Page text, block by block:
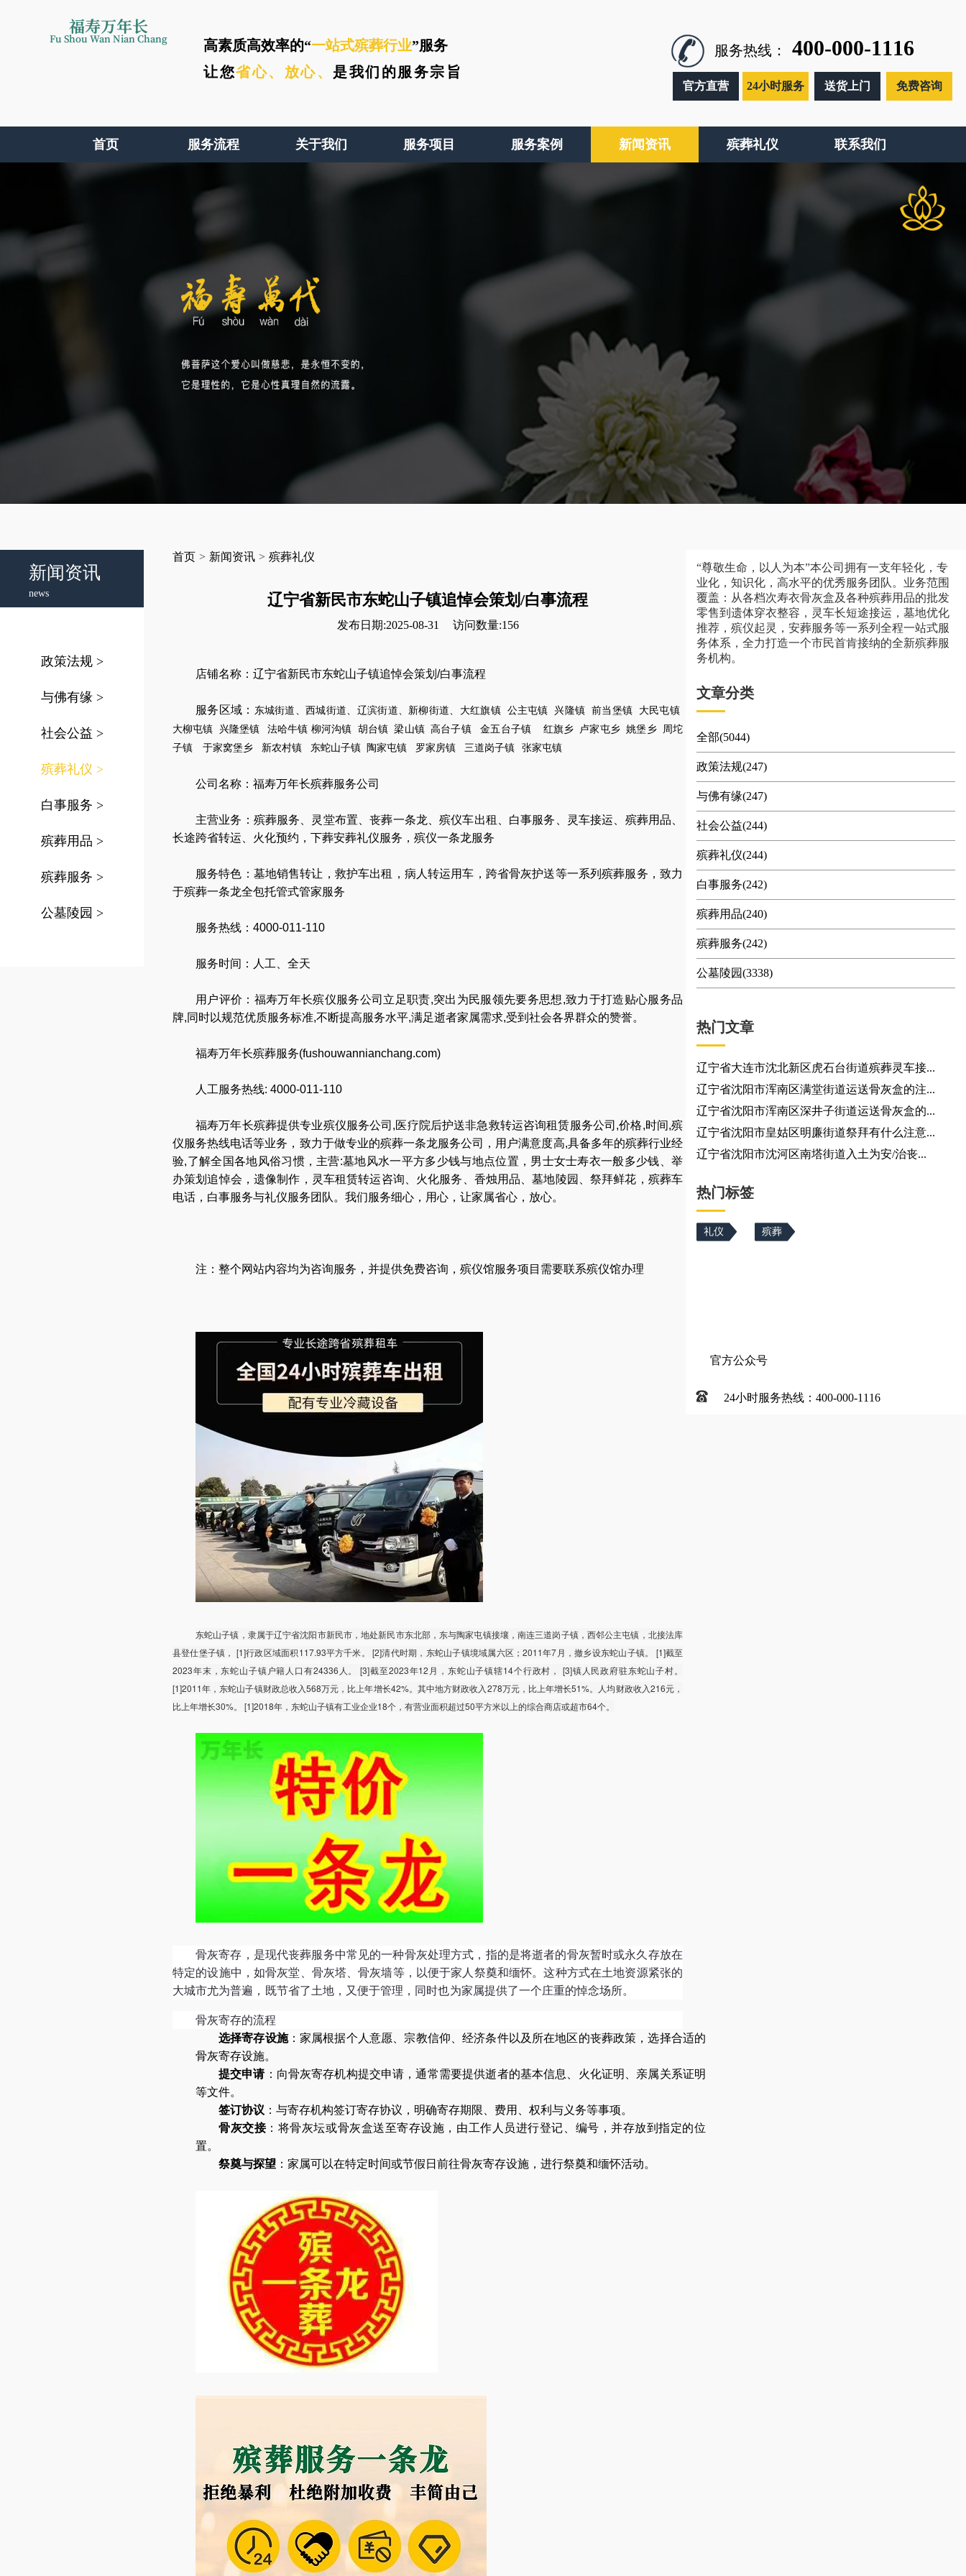
福寿万年长
Fu Shou Wan Nian Chang 高素质高效率的“一站式殡葬行业”服务
让您省心、 放心、 是我们的服务宗旨
服务热线： 400-000-1116
官方直营 24小时服务 送货上门 免费咨询
首页 服务流程 关于我们 服务项目 服务案例 新闻资讯 殡葬礼仪 联系我们
新闻资讯
news
政策法规 >
与佛有缘 >
社会公益 >
殡葬礼仪 >
白事服务 >
殡葬用品 >
殡葬服务 >
公墓陵园 >
首页 > 新闻资讯 > 殡葬礼仪
辽宁省新民市东蛇山子镇追悼会策划/白事流程
发布日期:2025-08-31 访问数量:156
店铺名称：辽宁省新民市东蛇山子镇追悼会策划/白事流程
服务区域： 东城街道、西城街道、辽滨街道、新柳街道、大红旗镇 公主屯镇 兴隆镇 前当堡镇
大民屯镇
大柳屯镇
兴隆堡镇 法哈牛镇 柳河沟镇 胡台镇 梁山镇 高台子镇 金五台子镇 红旗乡 卢家屯乡 姚堡乡
周坨
子镇 于家窝堡乡 新农村镇 东蛇山子镇 陶家屯镇 罗家房镇 三道岗子镇 张家屯镇
公司名称： 福寿万年长殡葬服务公司
主营业务： 殡葬服务 灵堂布置 、丧葬一条龙 、殡仪车出租 白事服务 灵车接运 殡葬用品
长途跨省转运
火化预约 ， 下葬安葬礼仪服务 ， 殡仪一条龙服务
服务特色： 墓地销售转让 ， 救护车出租 ， 病人转运用车 ， 跨省骨灰护送等一系列殡葬服务， 致力
于殡葬一条龙全包托管式管家服务
服务热线：4000-011-110
服务时间：人工、全天
用户评价：福寿万年长殡仪服务公司立足职责,突出为民服领先要务思想,致力于打造贴心服务品
牌,同时以规范优质服务标准,不断提高服务水平,满足逝者家属需求,受到社会各界群众的赞誉。
福寿万年长殡葬服务(fushouwannianchang.com)
人工服务热线: 4000-011-110
福寿万年长殡葬提供专业殡仪服务公司 ,医疗院后护送非急救转运咨询租赁服务公司 ,价格,时间,殡
仪服务热线电话等业务，致力于做专业的殡葬一条龙服务公司
，用户满意度高,具备多年的殡葬行业经
验,了解全国各地风俗习惯，主营:墓地风水一平方多少钱与地点位置 ， 男士女士寿衣一般多少钱 、举
办策划追悼会 ， 遗像制作 ， 灵车租赁转运咨询 火化服务 香烛用品 、墓地陵园 、祭拜鲜花 ， 殡葬车
电话 ， 白事服务与礼仪服务团队 。我们服务细心，用心，让家属省心，放心。
注：整个网站内容均为咨询服务，并提供免费咨询，殡仪馆服务项目需要联系殡仪馆办理
东蛇山子镇，隶属于辽宁省沈阳市新民市，地处新民市东北部，东与陶家屯镇接壤，南连三道岗子镇，西邻公主屯镇，北接法库
县登仕堡子镇， [1]行政区域面积117.93平方千米。 [2]清代时期，东蛇山子镇境域属六区；2011年7月，撤乡设东蛇山子镇。 [1]截至
2023年末，东蛇山子镇户籍人口有24336人。 [3]截至2023年12月，东蛇山子镇辖14个行政村， [3]镇人民政府驻东蛇山子村。
[1]2011年，东蛇山子镇财政总收入568万元，比上年增长42%。其中地方财政收入278万元，比上年增长51%。人均财政收入216元，
比上年增长30%。 [1]2018年，东蛇山子镇有工业企业18个，有营业面积超过50平方米以上的综合商店或超市64个。
骨灰寄存，是现代丧葬服务中常见的一种骨灰处理方式，指的是将逝者的骨灰暂时或永久存放在
特定的设施中，如骨灰堂、骨灰塔、骨灰墙等，以便于家人祭奠和缅怀。这种方式在土地资源紧张的
大城市尤为普遍，既节省了土地，又便于管理，同时也为家属提供了一个庄重的悼念场所。
骨灰寄存的流程
选择寄存设施：家属根据个人意愿、宗教信仰、经济条件以及所在地区的丧葬政策，选择合适的
骨灰寄存设施。
提交申请：向骨灰寄存机构提交申请，通常需要提供逝者的基本信息、火化证明、亲属关系证明
等文件。
签订协议 ：与寄存机构签订寄存协议，明确寄存期限、费用、权利与义务等事项。
骨灰交接：将骨灰坛或骨灰盒送至寄存设施，由工作人员进行登记、编号，并存放到指定的位
置。
祭奠与探望 ：家属可以在特定时间或节假日前往骨灰寄存设施，进行祭奠和缅怀活动。
“尊敬生命，以人为本”本公司拥有一支年轻化，专
业化，知识化，高水平的优秀服务团队。业务范围
覆盖：从各档次寿衣骨灰盒及各种殡葬用品的批发
零售到遗体穿衣整容，灵车长短途接运，墓地优化
推荐，殡仪起灵，安葬服务等一系列全程一站式服
务体系，全力打造一个市民首肯接纳的全新殡葬服
务机构。
文章分类
全部(5044)
政策法规(247)
与佛有缘(247)
社会公益(244)
殡葬礼仪(244)
白事服务(242)
殡葬用品(240)
殡葬服务(242)
公墓陵园(3338)
热门文章
辽宁省大连市沈北新区虎石台街道殡葬灵车接...
辽宁省沈阳市浑南区满堂街道运送骨灰盒的注...
辽宁省沈阳市浑南区深井子街道运送骨灰盒的...
辽宁省沈阳市皇姑区明廉街道祭拜有什么注意...
辽宁省沈阳市沈河区南塔街道入土为安/治丧...
热门标签
礼仪 殡葬
官方公众号
24小时服务热线：400-000-1116